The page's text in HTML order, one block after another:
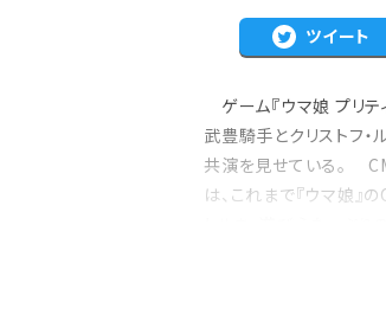
ツイート
ゲーム『ウマ娘 プリ
武豊騎手とクリストフ
共演を見せている。
は、これまで『ウマ娘』